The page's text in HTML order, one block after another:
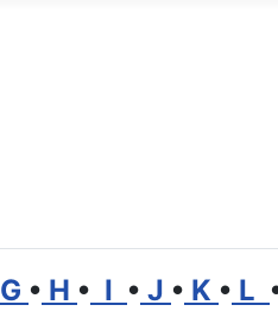
G • H • I • J • K • L